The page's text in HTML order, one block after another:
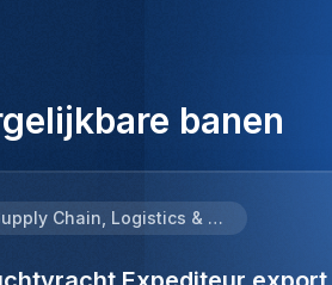
banen
Supply Chain, Logistics & Procurement